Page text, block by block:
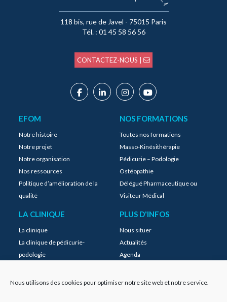
Nous utilisons des cookies pour optimiser notre site web et notre service.
118 bis, rue de Javel - 75015 Paris
Tél. : 01 45 58 56 56
CONTACTEZ-NOUS |
EFOM
Notre histoire
Notre projet
Notre organisation
Nos ressources
Politique d’amélioration de la
qualité
NOS FORMATIONS
Toutes nos formations
Masso-Kinésithérapie
Pédicurie – Podologie
Ostéopathie
Délégué Pharmaceutique ou
Visiteur Médical
LA CLINIQUE
La clinique
La clinique de pédicurie-
podologie
PLUS D'INFOS
Nous situer
Actualités
Agenda
MyEFOM